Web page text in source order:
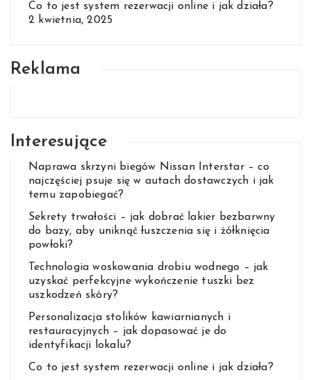
Co to jest system rezerwacji online i jak działa?
2 kwietnia, 2025
Reklama
Interesujące
Naprawa skrzyni biegów Nissan Interstar – co
najczęściej psuje się w autach dostawczych i jak
temu zapobiegać?
Sekrety trwałości – jak dobrać lakier bezbarwny
do bazy, aby uniknąć łuszczenia się i żółknięcia
powłoki?
Technologia woskowania drobiu wodnego – jak
uzyskać perfekcyjne wykończenie tuszki bez
uszkodzeń skóry?
Personalizacja stolików kawiarnianych i
restauracyjnych – jak dopasować je do
identyfikacji lokalu?
Co to jest system rezerwacji online i jak działa?